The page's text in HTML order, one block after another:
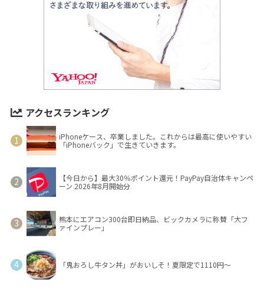
アクセスランキング
iPhoneケース、卒業しました。これからは最高に使いやすい
「iPhoneバック」で生きていきます。
【今日から】最大30％ポイント還元！PayPay自治体キャンペ
ーン 2026年8月開始分
熊本にエアコン300台即日納品、ビックカメラに称賛「大フ
ァインプレー」
「鬼おろし牛タン丼」がおいしそ！夏限定で1110円～